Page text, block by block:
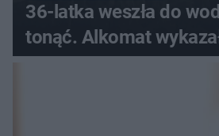
36-latka weszła do
tonąć. Alkomat